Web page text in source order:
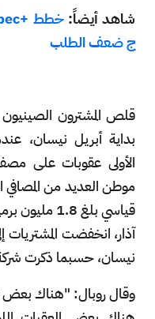
شاهد أيضاً:
ج ضعف الطلب
قلص المشترون الصينيون
بداية أبريل نيسان،
الأولى عقوبات على
موطن العديد من المصافي
قياسي بلغ
نيسان، حسبما ذكرت
وقال روبال: "هناك بعض